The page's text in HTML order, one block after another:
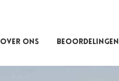
OVER ONS BEOORDELINGEN